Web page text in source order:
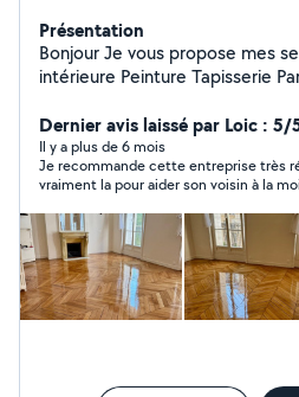
Présentation
Bonjour Je vous propose mes services en rénovation
intérieure Peinture Tapisserie Parquet Carrelage
Dernier avis laissé par Loic : 5/
Il y a plus de 6 mois
Je recommande cette entreprise très réactif Êt
vraiment la pour aider son voisin à la